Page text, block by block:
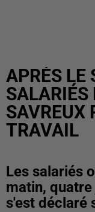
APRÈS LE
SALARIÉS
SAVREUX
TRAVAIL
Les salariés
matin,
s'est déclaré